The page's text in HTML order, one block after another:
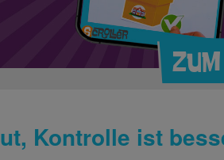
Kontrolle ist